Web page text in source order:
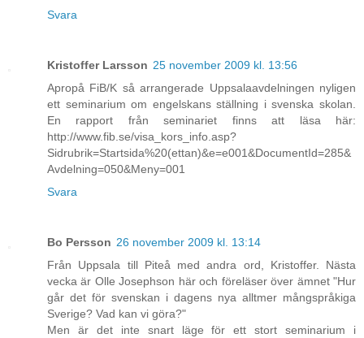
Svara
Kristoffer Larsson 25 november 2009 kl. 13:56
Apropå FiB/K så arrangerade Uppsalaavdelningen nyligen
ett seminarium om engelskans ställning i svenska skolan.
En rapport från seminariet finns att läsa här:
http://www.fib.se/visa_kors_info.asp?
Sidrubrik=Startsida%20(ettan)&e=e001&DocumentId=285&
Avdelning=050&Meny=001
Svara
Bo Persson 26 november 2009 kl. 13:14
Från Uppsala till Piteå med andra ord, Kristoffer. Nästa
vecka är Olle Josephson här och föreläser över ämnet "Hur
går det för svenskan i dagens nya alltmer mångspråkiga
Sverige? Vad kan vi göra?"
Men är det inte snart läge för ett stort seminarium i